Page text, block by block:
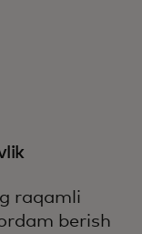
raqamli
berish